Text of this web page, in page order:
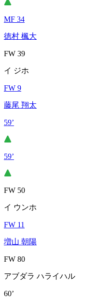
MF 34
徳村 楓大
FW 39
イ ジホ
FW 9
藤尾 翔太
59’
59’
FW 50
イ ウンホ
FW 11
増山 朝陽
FW 80
アブダラ ハライハル
60’